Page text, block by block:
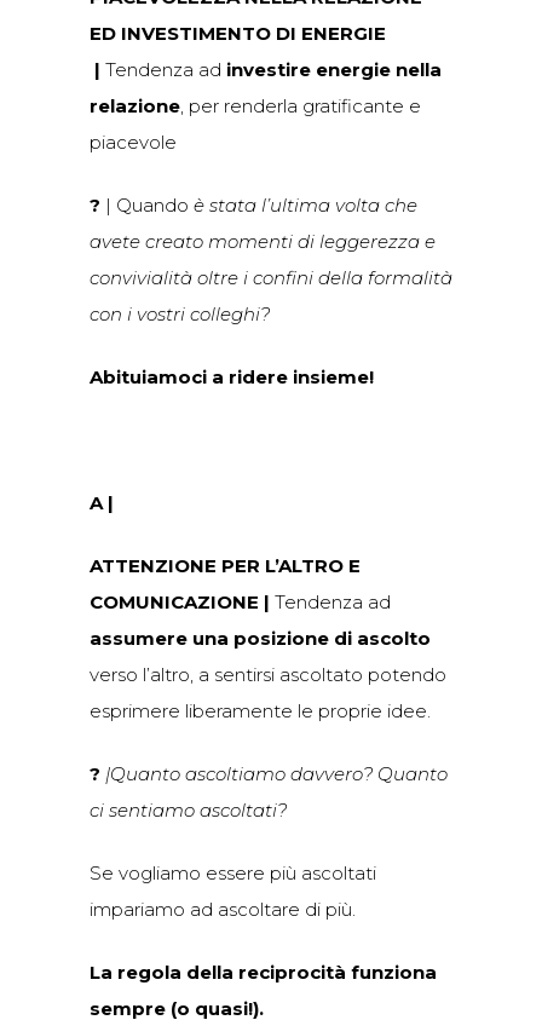
ED INVESTIMENTO DI ENERGIE
| Tendenza ad investire energie nella
relazione , per renderla gratificante e
piacevole
? | Quando è stata l’ultima volta che
avete creato momenti di leggerezza e
convivialità oltre i confini della formalità
con i vostri colleghi?
Abituiamoci a ridere insieme!
A |
ATTENZIONE PER L’ALTRO E
COMUNICAZIONE | Tendenza ad
assumere una posizione di ascolto
verso l’altro, a sentirsi ascoltato potendo
esprimere liberamente le proprie idee.
? |Quanto ascoltiamo davvero? Quanto
ci sentiamo ascoltati?
Se vogliamo essere più ascoltati
impariamo ad ascoltare di più.
La regola della reciprocità funziona
sempre (o quasi!).